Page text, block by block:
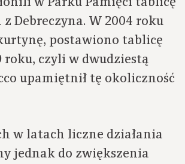
Debreczyna. W 2004 roku
postawiono tablicę
czyli w dwudziestą
upamiętnił tę okoliczność
w latach liczne działania
jednak do zwiększenia